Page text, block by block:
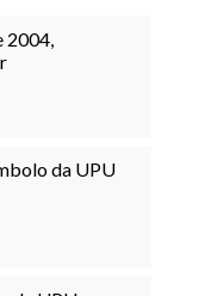
2004,
da UPU